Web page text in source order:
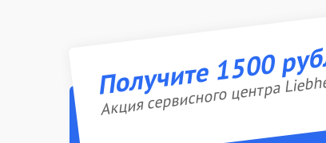
Получите 1500
Акция сервисного центра